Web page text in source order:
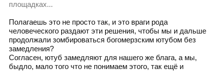
площадках...
Полагаешь это не просто так, и это враги рода
человеческого раздают эти решения, чтобы мы и дальше
продолжали зомбироваться богомерзским ютубом без
замедления?
Согласен, ютуб замедляют для нашего же блага, а мы,
быдло, мало того что не понимаем этого, так ещё и